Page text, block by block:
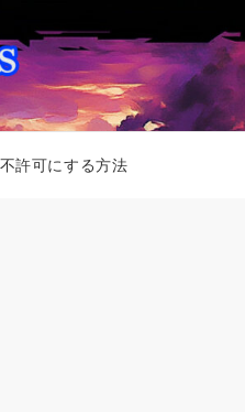
許可にする方法